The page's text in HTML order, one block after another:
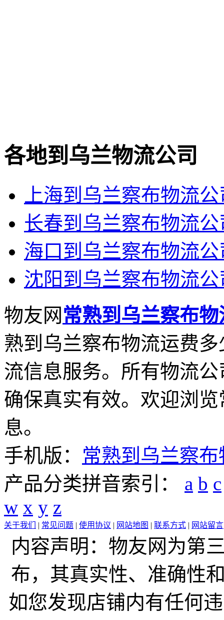
各地到乌兰物流公司
上海到乌兰察布物流
长春到乌兰察布物流公
海口到乌兰察布物流公
沈阳到乌兰察布物流公
物友网 常熟到乌兰察布
熟到乌兰察布物流运费
流信息服务。所有物流
确保真实有效。欢迎浏
息。
手机版： 常熟到乌兰察
产品分类拼音索引： a b c
w x y z
关于我们 | 常见问题 | 使用协议 | 网站地图 | 联系方式 | 网站留言
内容声明：物友网为第
布，其真实性、准确性
如您发现店铺内有任何